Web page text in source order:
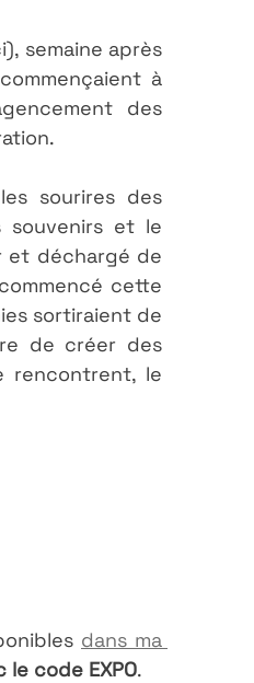
semaine après
à
des
sourires des
souvenirs et le
et déchargé de
cette
sortiraient de
de créer des
rencontrent, le
dans ma
code EXPO.